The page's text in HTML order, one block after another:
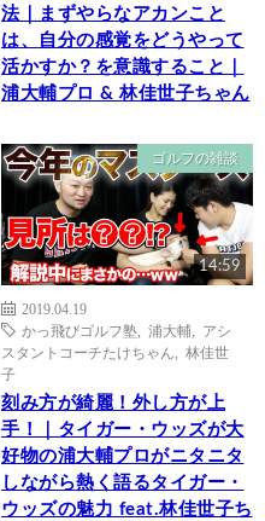
法｜まずやらなアカンこと
は、自分の感覚をどうやって
活かすか？を意識すること｜
浦大輔プロ & 林佳世子ちゃん
ゴルフの雑談
14:59
2019.04.19
かっ飛びゴルフ塾
浦大輔
アシ
スタントコーチたけちゃん
林佳世
子
刻み方が綺麗！外し方が上
手！｜タイガー・ウッズが大
好物の浦大輔プロがニタニタ
しながら熱く語るタイガー・
ウッズの魅力 feat.林佳世子ち